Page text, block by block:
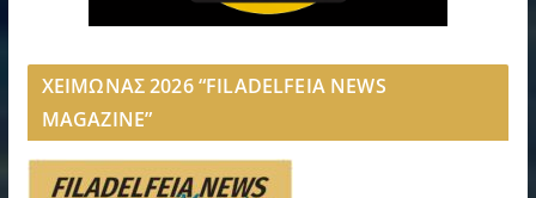
ΧΕΙΜΩΝΑΣ 2026 “FILADELFEIA NEWS
MAGAZINE”